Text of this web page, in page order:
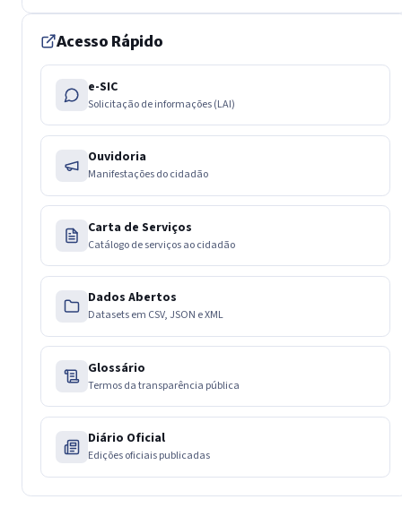
Acesso Rápido
e-SIC
Solicitação de informações (LAI)
Ouvidoria
Manifestações do cidadão
Carta de Serviços
Catálogo de serviços ao cidadão
Dados Abertos
Datasets em CSV, JSON e XML
Glossário
Termos da transparência pública
Diário Oficial
Edições oficiais publicadas